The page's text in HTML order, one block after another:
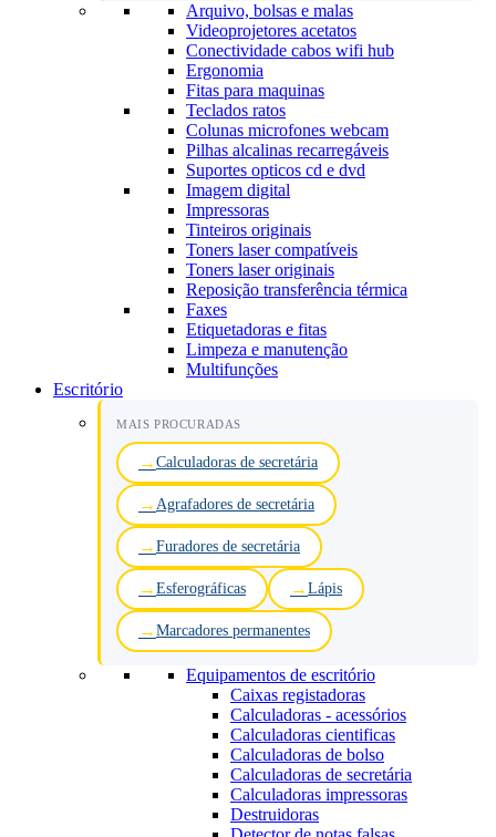
Arquivo, bolsas e malas
Videoprojetores acetatos
Conectividade cabos wifi hub
Ergonomia
Fitas para maquinas
Teclados ratos
Colunas microfones webcam
Pilhas alcalinas recarregáveis
Suportes opticos cd e dvd
Imagem digital
Impressoras
Tinteiros originais
Toners laser compatíveis
Toners laser originais
Reposição transferência térmica
Faxes
Etiquetadoras e fitas
Limpeza e manutenção
Multifunções
Escritório
MAIS PROCURADAS
Calculadoras de secretária
Agrafadores de secretária
Furadores de secretária
Esferográficas Lápis
Marcadores permanentes
Equipamentos de escritório
Caixas registadoras
Calculadoras - acessórios
Calculadoras cientificas
Calculadoras de bolso
Calculadoras de secretária
Calculadoras impressoras
Destruidoras